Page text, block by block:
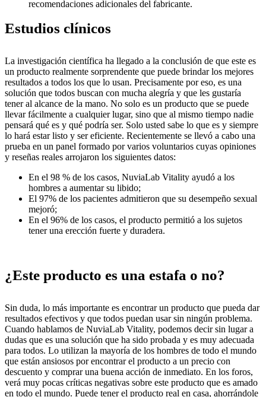
recomendaciones adicionales del fabricante.
Estudios clínicos
La investigación científica ha llegado a la conclusión de que este es
un producto realmente sorprendente que puede brindar los mejores
resultados a todos los que lo usan. Precisamente por eso, es una
solución que todos buscan con mucha alegría y que les gustaría
tener al alcance de la mano. No solo es un producto que se puede
llevar fácilmente a cualquier lugar, sino que al mismo tiempo nadie
pensará qué es y qué podría ser. Solo usted sabe lo que es y siempre
lo hará estar listo y ser eficiente. Recientemente se llevó a cabo una
prueba en un panel formado por varios voluntarios cuyas opiniones
y reseñas reales arrojaron los siguientes datos:
En el 98 % de los casos, NuviaLab Vitality ayudó a los
hombres a aumentar su libido;
El 97% de los pacientes admitieron que su desempeño sexual
mejoró;
En el 96% de los casos, el producto permitió a los sujetos
tener una erección fuerte y duradera.
¿Este producto es una estafa o no?
Sin duda, lo más importante es encontrar un producto que pueda dar
resultados efectivos y que todos puedan usar sin ningún problema.
Cuando hablamos de NuviaLab Vitality, podemos decir sin lugar a
dudas que es una solución que ha sido probada y es muy adecuada
para todos. Lo utilizan la mayoría de los hombres de todo el mundo
que están ansiosos por encontrar el producto a un precio con
descuento y comprar una buena acción de inmediato. En los foros,
verá muy pocas críticas negativas sobre este producto que es amado
en todo el mundo. Puede tener el producto real en casa, ahorrándole